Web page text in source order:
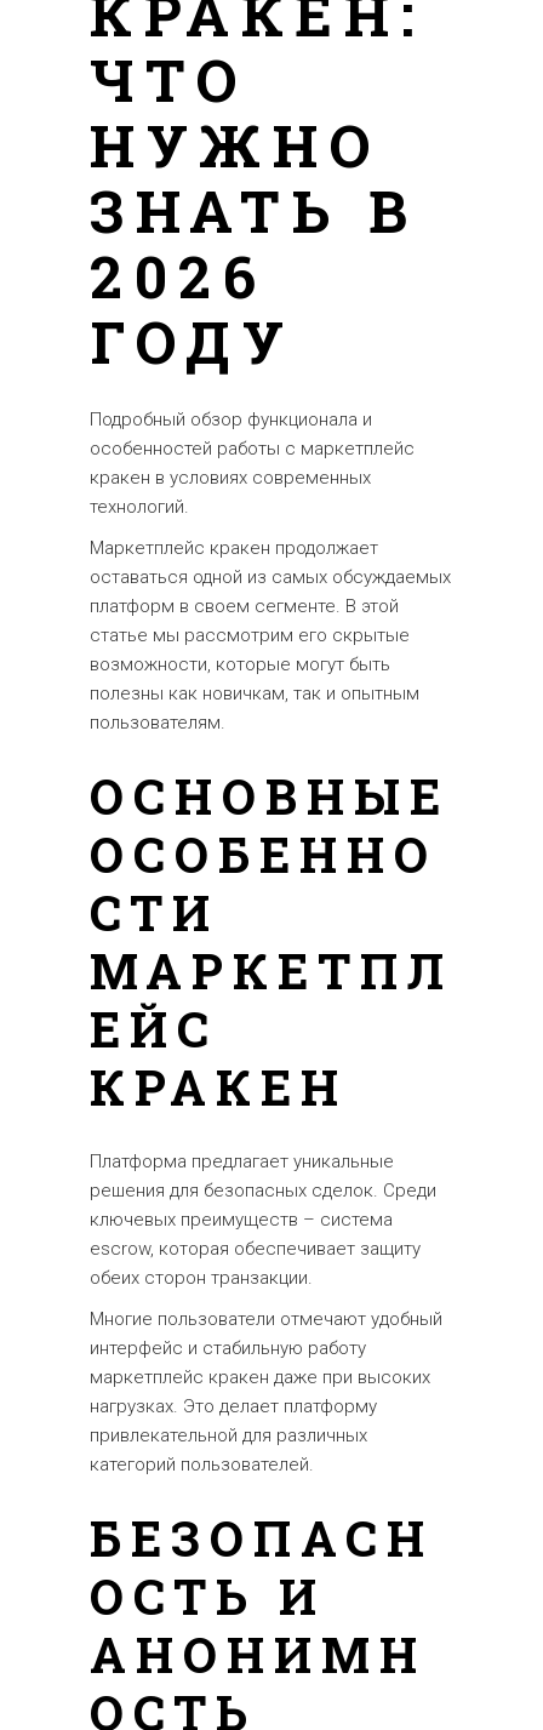
ЧТО
НУЖНО
ЗНАТЬ В
2026
ГОДУ
Подробный обзор функционала и
особенностей работы с маркетплейс
кракен в условиях современных
технологий.
Маркетплейс кракен продолжает
оставаться одной из самых обсуждаемых
платформ в своем сегменте. В этой
статье мы рассмотрим его скрытые
возможности, которые могут быть
полезны как новичкам, так и опытным
пользователям.
ОСНОВНЫЕ
ОСОБЕННО
СТИ
МАРКЕТПЛ
ЕЙС
КРАКЕН
Платформа предлагает уникальные
решения для безопасных сделок. Среди
ключевых преимуществ – система
escrow, которая обеспечивает защиту
обеих сторон транзакции.
Многие пользователи отмечают удобный
интерфейс и стабильную работу
маркетплейс кракен даже при высоких
нагрузках. Это делает платформу
привлекательной для различных
категорий пользователей.
БЕЗОПАСН
ОСТЬ И
АНОНИМН
ОСТЬ